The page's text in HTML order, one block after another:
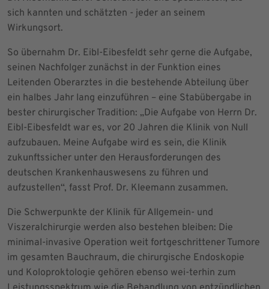
sich kannten und schätzten - jeder an seinem
Wirkungsort.
So übernahm Dr. Eibl-Eibesfeldt sehr gerne die Aufgabe,
seinen Nachfolger zunächst in der Funktion eines
Leitenden Oberarztes in die bestehende Abteilung über
ein halbes Jahr lang einzuführen – eine Stabübergabe in
bester chirurgischer Tradition: „Die Aufgabe von Herrn Dr.
Eibl-Eibesfeldt war es, vor 20 Jahren die Klinik von Null
aufzubauen. Meine Aufgabe wird es sein, die Klinik
zukunftssicher unter den Herausforderungen des
deutschen Krankenhauswesens zu führen und
aufzustellen“, fasst Prof. Dr. Kleemann zusammen.
Die Schwerpunkte der Klinik für Allgemein- und
Viszeralchirurgie werden also bestehen bleiben: Die
minimal-invasive Operation weit fortgeschrittener Tumore
im gesamten Bauchraum, die chirurgische Endoskopie
und Koloproktologie gehören ebenso wei-terhin zum